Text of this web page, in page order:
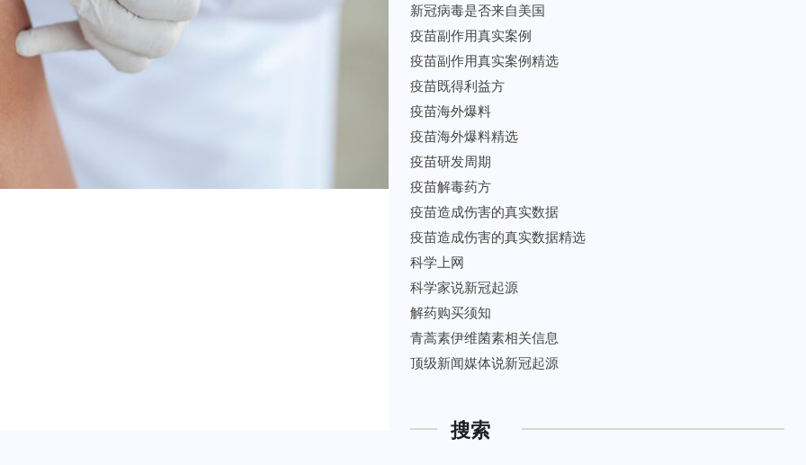
新冠病毒是否来自美国
疫苗副作用真实案例
疫苗副作用真实案例精选
疫苗既得利益方
疫苗海外爆料
疫苗海外爆料精选
疫苗研发周期
疫苗解毒药方
疫苗造成伤害的真实数据
疫苗造成伤害的真实数据精选
科学上网
科学家说新冠起源
解药购买须知
青蒿素伊维菌素相关信息
顶级新闻媒体说新冠起源
搜索